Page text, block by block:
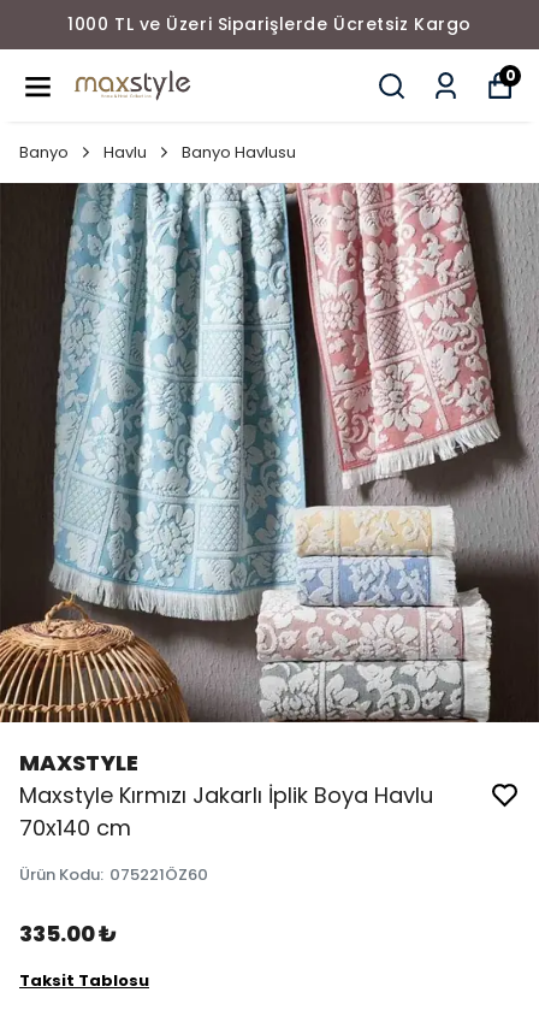
1000 TL ve Üzeri Siparişlerde Ücretsiz Kargo
0
Banyo Havlu Banyo Havlusu
MAXSTYLE
Maxstyle Kırmızı Jakarlı İplik Boya Havlu
70x140 cm
Ürün Kodu: 075221ÖZ60
335.00 ₺
Taksit Tablosu